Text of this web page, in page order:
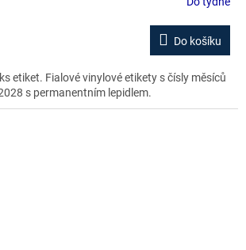
Do košíku
etiket. Fialové vinylové etikety s čísly měsíců
s permanentním lepidlem.